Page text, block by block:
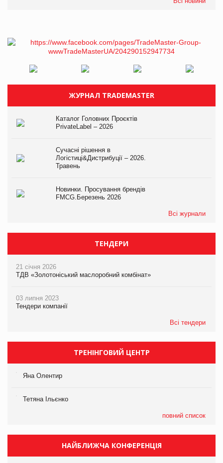
ЖУРНАЛ TRADEMASTER
Каталог Головних Проєктів
PrivateLabel – 2026
Сучасні рішення в
Логістиці&Дистрибуції – 2026.
Травень
Новинки. Просування брендів
FMCG.Березень 2026
Всі журнали
ТЕНДЕРИ
21 січня 2026
ТДВ «Золотоніський маслоробний комбінат»
03 липня 2023
Тендери компанії
Всі тендери
ТРЕНІНГОВИЙ ЦЕНТР
Яна Олентир
Тетяна Ільєнко
повний список
НАЙБЛИЖЧА КОНФЕРЕНЦІЯ